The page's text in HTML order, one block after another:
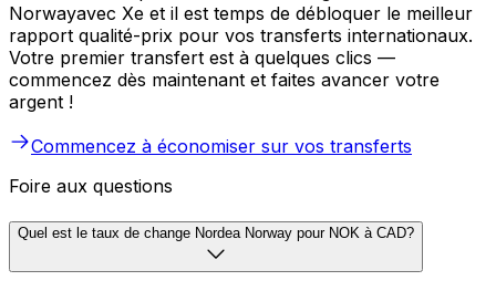
Norwayavec Xe et il est temps de débloquer le meilleur
rapport qualité-prix pour vos transferts internationaux.
Votre premier transfert est à quelques clics —
commencez dès maintenant et faites avancer votre
argent !
Commencez à économiser sur vos transferts
Foire aux questions
Quel est le taux de change Nordea Norway pour NOK à CAD?